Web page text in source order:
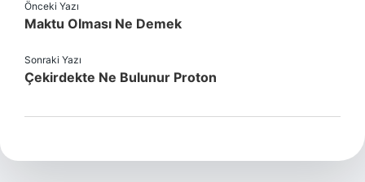
Önceki Yazı
Maktu Olması Ne Demek
Sonraki Yazı
Çekirdekte Ne Bulunur Proton